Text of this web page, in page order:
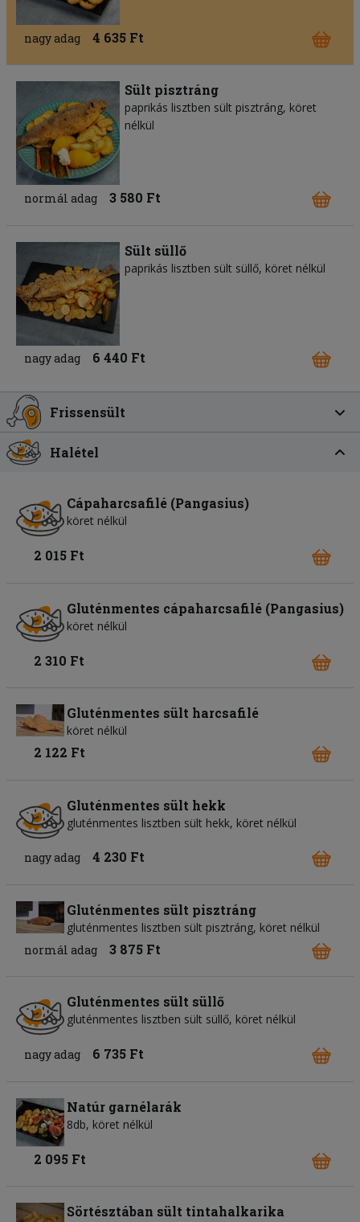
nagy adag 4 635 Ft
Sült pisztráng
paprikás lisztben sült pisztráng, köret
nélkül
normál adag 3 580 Ft
Sült süllő
paprikás lisztben sült süllő, köret nélkül
nagy adag 6 440 Ft
Frissensült
Halétel
Cápaharcsafilé (Pangasius)
köret nélkül
2 015 Ft
Gluténmentes cápaharcsafilé (Pangasius)
köret nélkül
2 310 Ft
Gluténmentes sült harcsafilé
köret nélkül
2 122 Ft
Gluténmentes sült hekk
gluténmentes lisztben sült hekk, köret nélkül
nagy adag 4 230 Ft
Gluténmentes sült pisztráng
gluténmentes lisztben sült pisztráng, köret nélkül
normál adag
3 875 Ft
Gluténmentes sült süllő
gluténmentes lisztben sült süllő, köret nélkül
nagy adag 6 735 Ft
Natúr garnélarák
8db, köret nélkül
2 095 Ft
Sörtésztában sült tintahalkarika